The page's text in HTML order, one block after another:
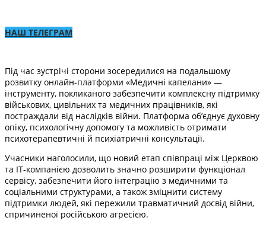
НАШ ТЕЛЕГРАМ
Під час зустрічі сторони зосередилися на подальшому
розвитку онлайн-платформи «Медичні капелани» —
інструменту, покликаного забезпечити комплексну підтримку
військових, цивільних та медичних працівників, які
постраждали від наслідків війни. Платформа об’єднує духовну
опіку, психологічну допомогу та можливість отримати
психотерапевтичні й психіатричні консультації.
Учасники наголосили, що новий етап співпраці між Церквою
та ІТ-компанією дозволить значно розширити функціонал
сервісу, забезпечити його інтеграцію з медичними та
соціальними структурами, а також зміцнити систему
підтримки людей, які пережили травматичний досвід війни,
спричиненої російською агресією.